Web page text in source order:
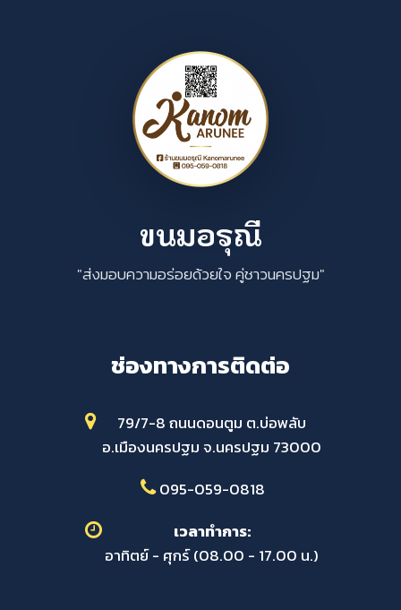
ขนมอรุณี
"ส่งมอบความอร่อยด้วยใจ คู่ชาวนครปฐม"
ช่องทางการติดต่อ
79/7-8 ถนนดอนตูม ต.บ่อพลับ
อ.เมืองนครปฐม จ.นครปฐม 73000
095-059-0818
เวลาทำการ:
อาทิตย์ - ศุกร์ (08.00 - 17.00 น.)